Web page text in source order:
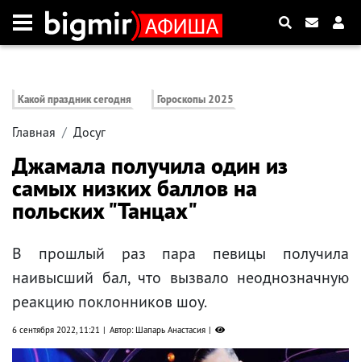
Какой праздник сегодня Гороскопы 2025
Главная Досуг
Джамала получила один из
самых низких баллов на
польских "Танцах"
В прошлый раз пара певицы получила
наивысший бал, что вызвало неоднозначную
реакцию поклонников шоу.
6 сентября 2022, 11:21 Автор: Шапарь Анастасия